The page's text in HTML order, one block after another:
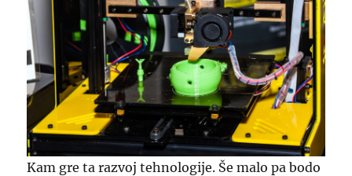
Kam gre ta razvoj tehnologije. Še malo pa bodo